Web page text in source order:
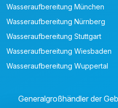
Wasseraufbereitung München
Wasseraufbereitung Nürnberg
Wasseraufbereitung Stuttgart
Wasseraufbereitung Wiesbaden
Wasseraufbereitung Wuppertal
Generalgroßhändler der